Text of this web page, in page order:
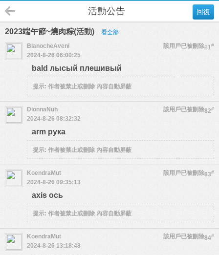
回復
活動公告
2023端午節~燒肉粽(活動) 看全部
81#
BlanocheAveni
該用戶已被刪除
2024-8-26 06:00:25
bald лысый плешивый
提示: 作者被禁止或刪除 內容自動屏蔽
82#
DionnaNuh
該用戶已被刪除
2024-8-26 08:32:32
arm рука
提示: 作者被禁止或刪除 內容自動屏蔽
83#
KoendraMut
該用戶已被刪除
2024-8-26 09:35:13
axis ось
提示: 作者被禁止或刪除 內容自動屏蔽
84#
KoendraMut
該用戶已被刪除
2024-8-26 13:18:48